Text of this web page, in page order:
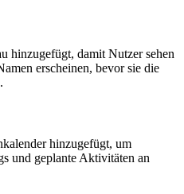
hinzugefügt, damit Nutzer sehen
erscheinen, bevor sie die
hinzugefügt, um
und geplante Aktivitäten an